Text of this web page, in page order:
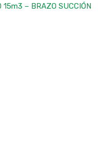
15m3 – BRAZO SUCCIÓN